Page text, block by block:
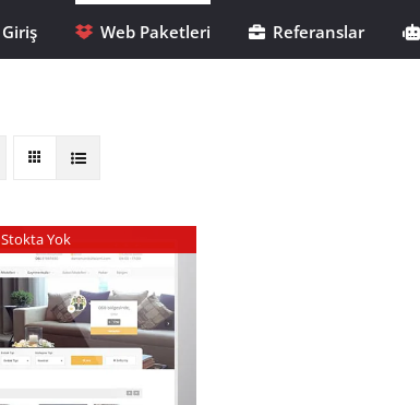
Giriş Web Paketleri Referanslar
Stokta Yok